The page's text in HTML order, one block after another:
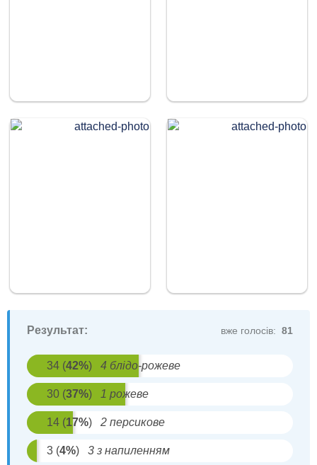
Результат: вже голосів: 81
34 (42%) 4 блідо-рожеве
30 (37%) 1 рожеве
14 (17%) 2 персикове
3 (4%) 3 з напиленням